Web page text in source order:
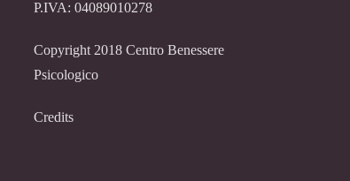
P.IVA: 04089010278
Copyright 2018 Centro Benessere
Psicologico
Credits